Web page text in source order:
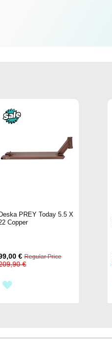
Deska PREY Today 5.5 X
Copper
€ Regular Price
€